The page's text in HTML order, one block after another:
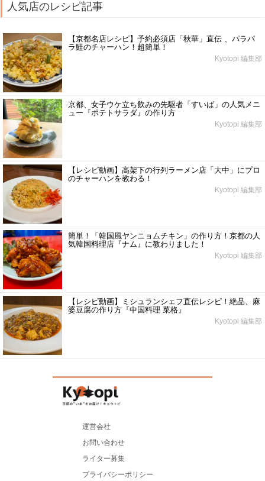
人気店のレシピ記事
【京都名店レシピ】予約必須店「秋華」直伝 、パラパ
ラ鮭のチャーハン！超簡単！
Kyotopi 編集部
京都、女子ウケ立ち飲みの先駆者「すいば」の人気メニ
ュー『ポテトサラダ』の作り方
Kyotopi 編集部
【レシピ動画】高架下の行列ラーメン店「大中」にプロ
のチャーハンを教わる！
Kyotopi 編集部
簡単！「韓国風ヤンニョムチキン」の作り方！京都の人
気韓国料理店『ナム』に教わりました！
Kyotopi 編集部
【レシピ動画】ミシュランシェフ直伝レシピ！絶品、麻
婆豆腐の作り方『中国料理 菜格』
Kyotopi 編集部
運営会社
お問い合わせ
ライター募集
プライバシーポリシー